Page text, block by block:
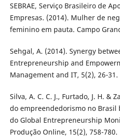
SEBRAE, Serviço Brasileiro de
Empresas. (2014). Mulher de
feminino em pauta. Campo
Sehgal, A. (2014). Synergy
Entrepreneurship and
Management and IT, 5(2), 26-31.
Silva, A. C. C. J., Furtado, J. H. &
do empreendedorismo no Brasil
do Global Entrepreneurship
Produção Online, 15(2), 758-780.